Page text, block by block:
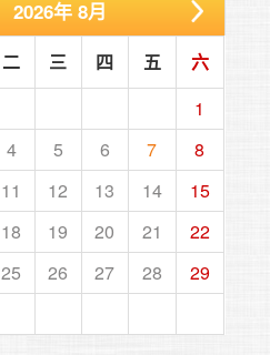
2026年8月
二 三 四 五
六
1
4 5 6 7
8
11 12 13 14
15
18 19 20 21
22
25 26 27 28
29